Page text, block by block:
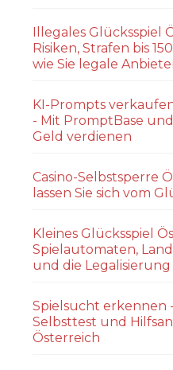
Illegales Glücksspiel
Risiken, Strafen bis
wie Sie legale
KI-Prompts
- Mit PromptBase
Geld verdienen
Casino-Selbstsperre
lassen Sie sich vom
Kleines Glücksspiel
Spielautomaten,
und die
Spielsucht erkennen
Selbsttest und
Österreich